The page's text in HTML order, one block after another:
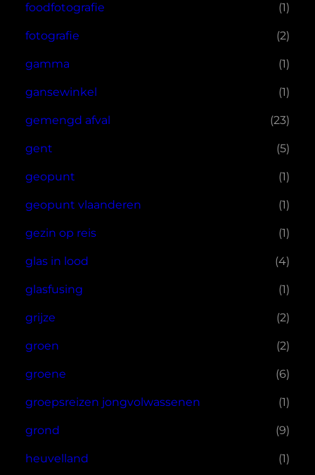
foodfotografie (1)
fotografie (2)
gamma (1)
gansewinkel (1)
gemengd afval (23)
gent (5)
geopunt (1)
geopunt vlaanderen (1)
gezin op reis (1)
glas in lood (4)
glasfusing (1)
grijze (2)
groen (2)
groene (6)
groepsreizen jongvolwassenen (1)
grond (9)
heuvelland (1)